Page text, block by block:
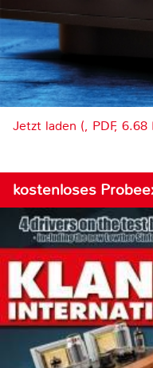
Jetzt laden (, PDF, 6.68
kostenloses